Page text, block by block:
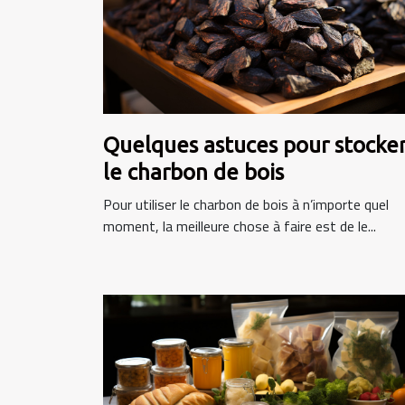
Quelques astuces pour
le charbon de bois
Pour utiliser le charbon de bois à n’importe quel
moment, la meilleure chose à faire est de le...